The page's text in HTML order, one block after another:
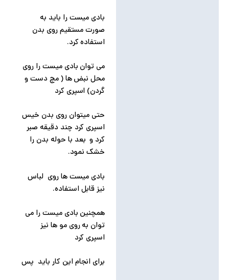
بادی میست را باید به
صورت مستقیم روی بدن
استفاده کرد.
می توان بادی میست را روی
محل نبض ها ( مچ دست و
گردن) اسپری کرد
حتی میتوان روی بدن خیس
اسپری کرد چند دقیقه صبر
کرد و بعد با حوله بدن را
خشک نمود.
بادی میست ها روی لباس
نیز قابل استفاده.
همچنین بادی میست را می
توان به روی مو ها نیز
اسپری کرد
برای انجام این کار باید پس